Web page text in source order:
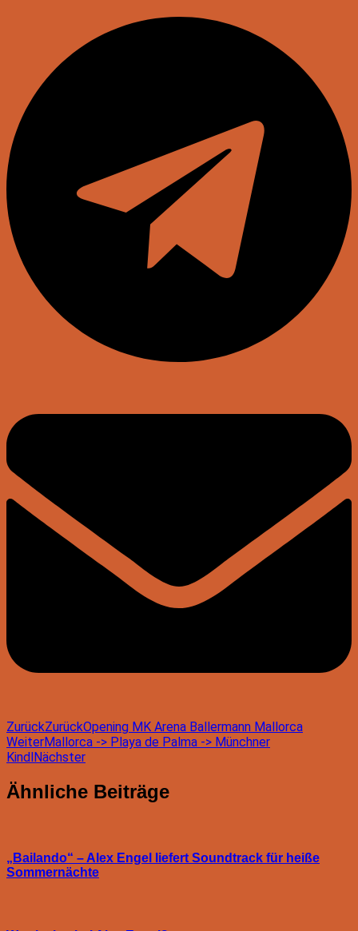
ZurückZurückOpening MK Arena Ballermann Mallorca
WeiterMallorca -> Playa de Palma -> Münchner
KindlNächster
Ähnliche Beiträge
„Bailando“ – Alex Engel liefert Soundtrack für heiße
Sommernächte